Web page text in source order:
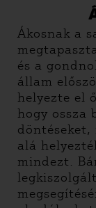
Ákosnak a
és a
állam
helyezte el
hogy ossza
alá
mindezt.